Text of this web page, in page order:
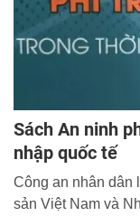
Sách An ninh
nhập quốc tế
Công an nhân
sản Việt Nam và